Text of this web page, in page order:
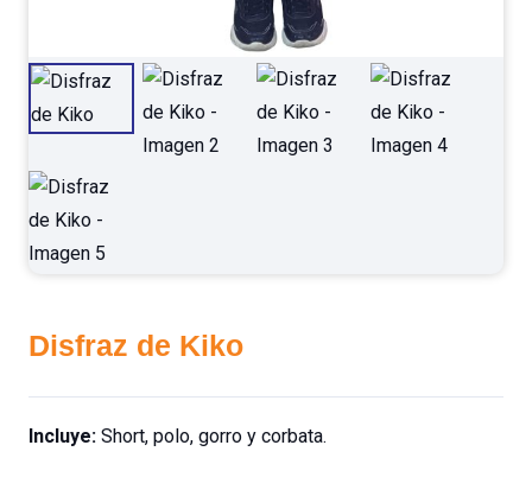
Disfraz de Kiko
Incluye: Short, polo, gorro y corbata.